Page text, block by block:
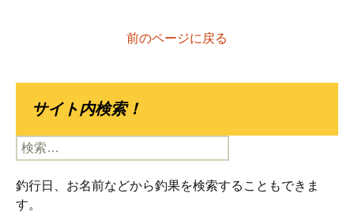
前のページに戻る
サイト内検索！
検
索:
釣行日、お名前などから釣果を検索することもできま
す。